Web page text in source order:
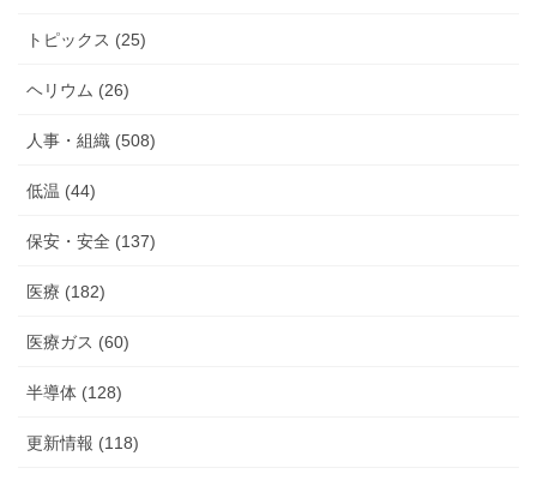
トピックス (25)
ヘリウム (26)
人事・組織 (508)
低温 (44)
保安・安全 (137)
医療 (182)
医療ガス (60)
半導体 (128)
更新情報 (118)